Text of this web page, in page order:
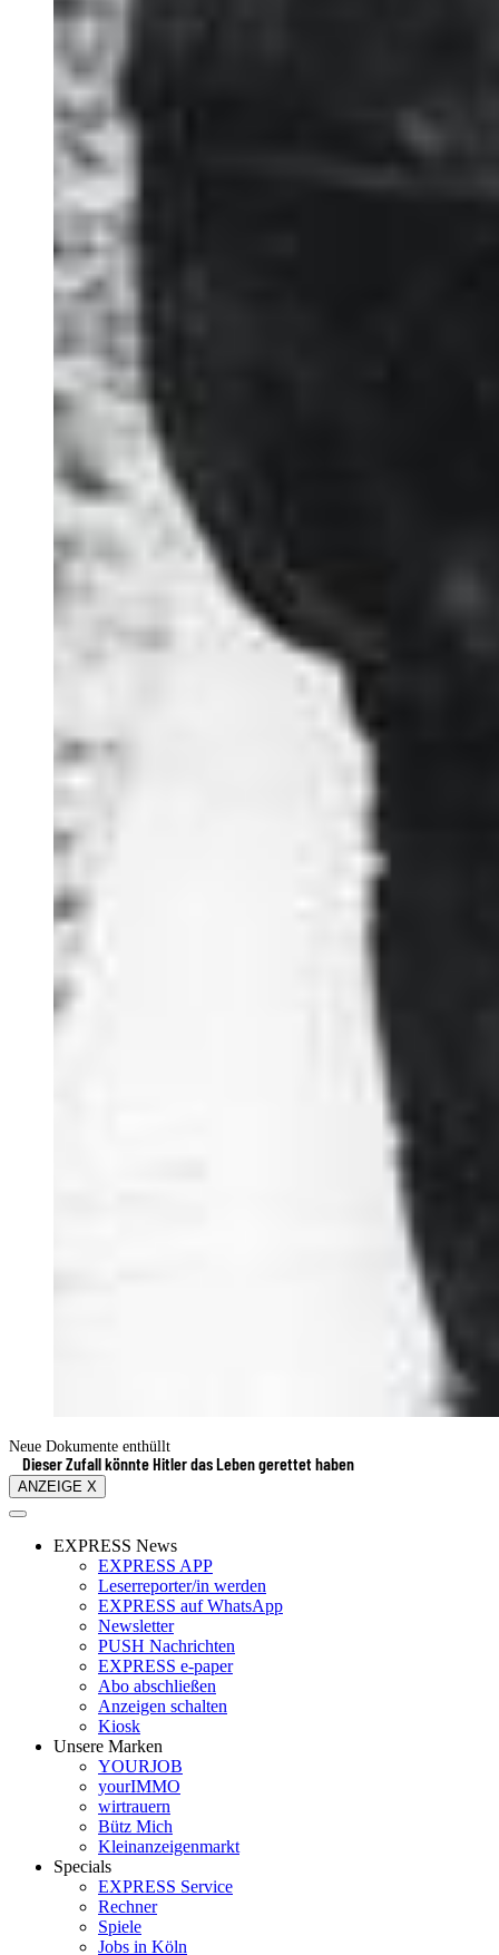
Neue Dokumente enthüllt
Dieser Zufall könnte Hitler das Leben gerettet haben
ANZEIGE X
EXPRESS News
EXPRESS APP
Leserreporter/in werden
EXPRESS auf WhatsApp
Newsletter
PUSH Nachrichten
EXPRESS e-paper
Abo abschließen
Anzeigen schalten
Kiosk
Unsere Marken
YOURJOB
yourIMMO
wirtrauern
Bütz Mich
Kleinanzeigenmarkt
Specials
EXPRESS Service
Rechner
Spiele
Jobs in Köln